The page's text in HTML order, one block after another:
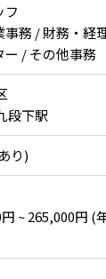
フ
務 / 財務・経
ー / その他事務
寄り駅】 九段下駅
り)
~ 265,000円 (